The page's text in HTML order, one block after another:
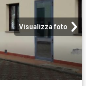
Visualizza foto